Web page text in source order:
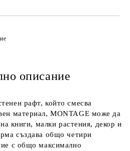
на работния ден.
описание
рафт, който смесва
материал, MONTAGE може да
книги, малки растения, декор и
създава общо четири
с общо максимално